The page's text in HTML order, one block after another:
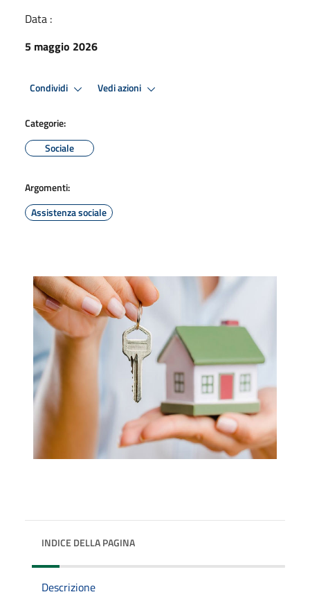
Data :
5 maggio 2026
Condividi Vedi azioni
Categorie:
Sociale
Argomenti:
Assistenza sociale
INDICE DELLA PAGINA
Descrizione